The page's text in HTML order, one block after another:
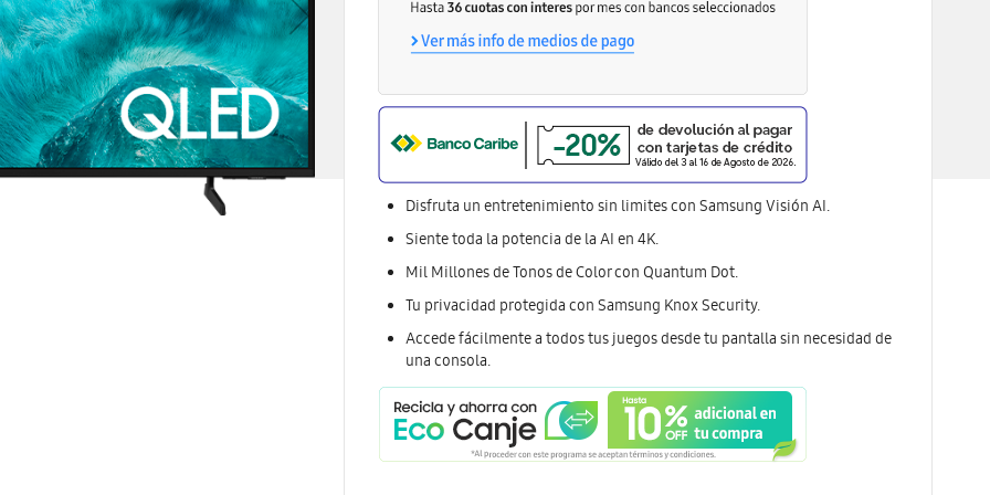
Disfruta un entretenimiento sin limites con Samsung Visión AI.
Siente toda la potencia de la AI en 4K.
Mil Millones de Tonos de Color con Quantum Dot.
Tu privacidad protegida con Samsung Knox Security.
Accede fácilmente a todos tus juegos desde tu pantalla sin necesidad de
una consola.